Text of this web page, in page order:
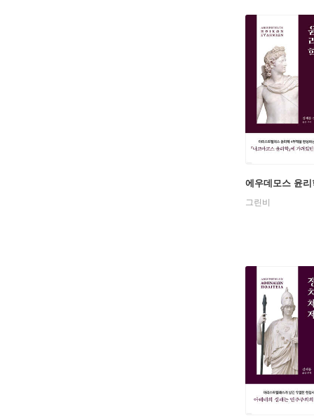
기원전
기가 그
초월할
정치사
『명제론
기원전
에우데모스 윤리
그린비